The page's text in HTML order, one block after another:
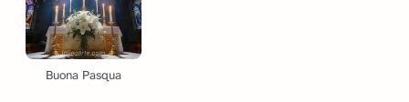
Buona Pasqua